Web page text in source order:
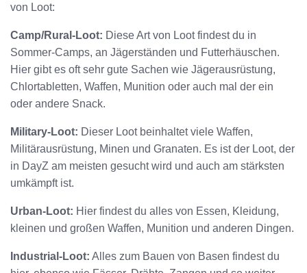
von Loot:
Camp/Rural-Loot: Diese Art von Loot findest du in
Sommer-Camps, an Jägerständen und Futterhäuschen.
Hier gibt es oft sehr gute Sachen wie Jägerausrüstung,
Chlortabletten, Waffen, Munition oder auch mal der ein
oder andere Snack.
Military-Loot: Dieser Loot beinhaltet viele Waffen,
Militärausrüstung, Minen und Granaten. Es ist der Loot, der
in DayZ am meisten gesucht wird und auch am stärksten
umkämpft ist.
Urban-Loot: Hier findest du alles von Essen, Kleidung,
kleinen und großen Waffen, Munition und anderen Dingen.
Industrial-Loot: Alles zum Bauen von Basen findest du